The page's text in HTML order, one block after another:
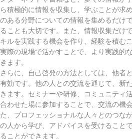
ら積極的に情報を収集し、学ぶことが求
のある分野についての情報を集めるだけ
ることも大切です。また、情報収集だけ
キルを実践する機会を作り、経験を積む
実際の現場で活かすことで、より実践的
きます。
さらに、自己啓発の方法としては、他者
有効です。他の人との交流を通じて、新
きます。セミナーや研修、コミュニティ
合わせた場に参加することで、交流の機
た、プロフェッショナルな人々とのつな
の人から学び、アドバイスを受けること
ることができます。